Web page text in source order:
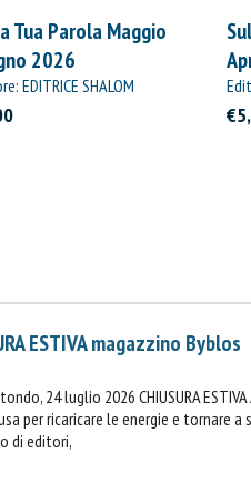
Tua Parola Maggio
2026
EDITRICE SHALOM
ESTIVA magazzino Byblos
24 luglio 2026 CHIUSURA
per ricaricare le energie e tornare
di editori,